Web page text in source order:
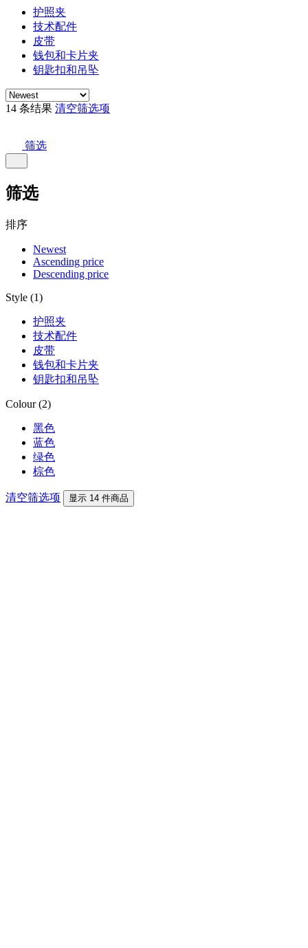
护照夹
技术配件
皮带
钱包和卡片夹
钥匙扣和吊坠
14 条结果 清空筛选项
筛选
筛选
排序
Newest
Ascending price
Descending price
Style (1)
护照夹
技术配件
皮带
钱包和卡片夹
钥匙扣和吊坠
Colour (2)
黑色
蓝色
绿色
棕色
清空筛选项 显示 14 件商品